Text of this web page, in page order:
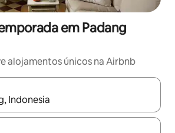
em Padang
alojamentos únicos na Airbnb
estiverem disponíveis, navegue com